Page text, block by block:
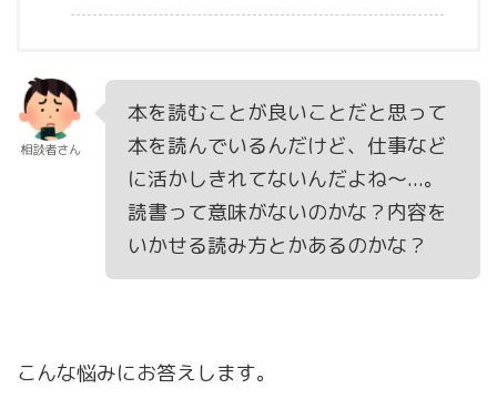
相談者さん
本を読むことが良いことだと思って
本を読んでいるんだけど、仕事など
に活かしきれてないんだよね～...。
読書って意味がないのかな？内容を
いかせる読み方とかあるのかな？
こんな悩みにお答えします。